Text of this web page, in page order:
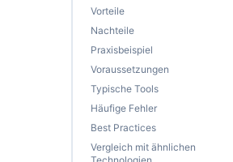
Vorteile
Nachteile
Praxisbeispiel
Voraussetzungen
Typische Tools
Häufige Fehler
Best Practices
Vergleich mit ähnlichen